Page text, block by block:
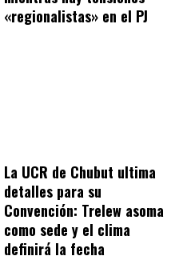
«regionalistas» en el PJ
La UCR de Chubut ultima
detalles para su
Convención: Trelew asoma
como sede y el clima
definirá la fecha